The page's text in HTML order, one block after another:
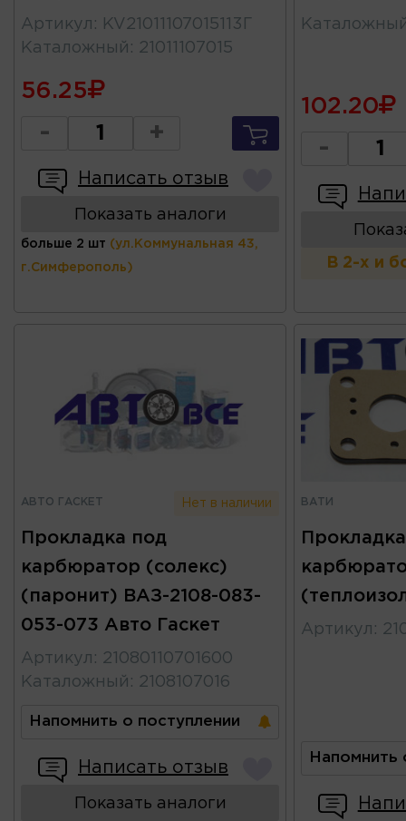
Артикул :
KV21011107015113Г
Каталожный : 21011107015
56.25
- +
Написать отзыв
Показать аналоги
больше 2 шт (ул.Коммунальная 43,
г.Симферополь)
102.20
-
В 2-х и
АВТО ГАСКЕТ Нет в наличии
Прокладка под
карбюратор (солекс)
(паронит) ВАЗ-2108-083-
053-073 Авто Гаскет
Артикул : 21080110701600
Каталожный : 2108107016
Напомнить о поступлении
Написать отзыв
Показать аналоги
ВАТИ
Артикул :
Напомнить